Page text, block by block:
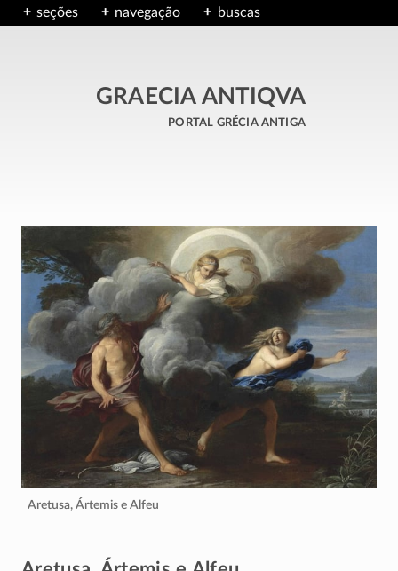
seções navegação buscas
GRAECIA ANTIQVA
portal grécia antiga
Aretusa, Ártemis e Alfeu